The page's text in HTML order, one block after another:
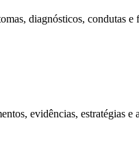
diagnósticos, condutas
evidências, estratégias e